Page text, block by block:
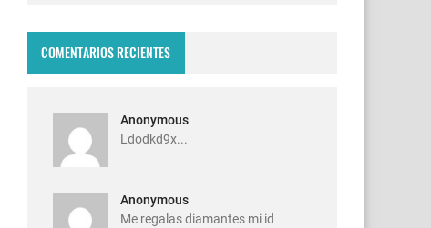
COMENTARIOS RECIENTES
Anonymous
Ldodkd9x...
Anonymous
Me regalas diamantes mi id